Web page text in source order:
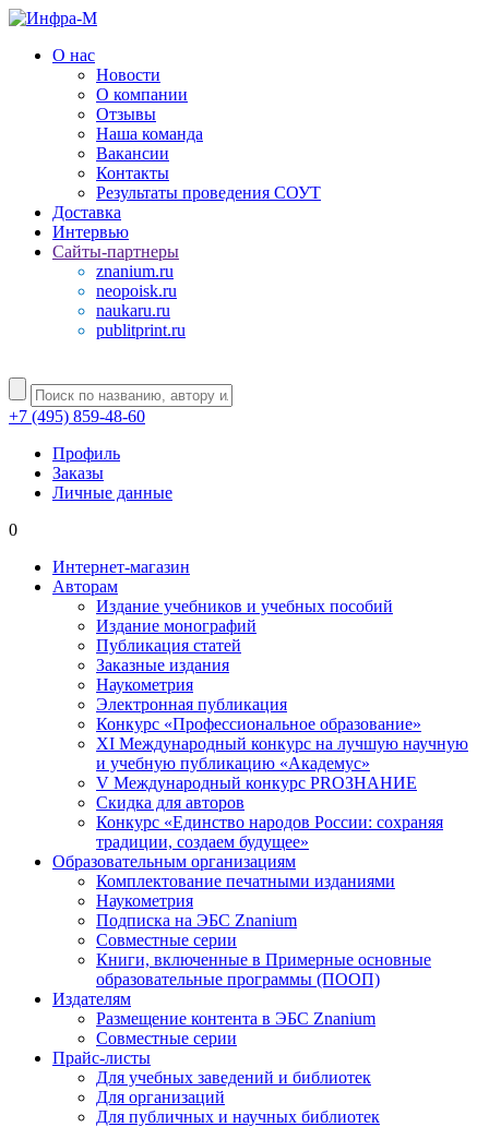
О нас
Новости
О компании
Отзывы
Наша команда
Вакансии
Контакты
Результаты проведения СОУТ
Доставка
Интервью
Сайты-партнеры
znanium.ru
neopoisk.ru
naukaru.ru
publitprint.ru
+7 (495) 859-48-60
Профиль
Заказы
Личные данные
0
Интернет-магазин
Авторам
Издание учебников и учебных пособий
Издание монографий
Публикация статей
Заказные издания
Наукометрия
Электронная публикация
Конкурс «Профессиональное образование»
XI Международный конкурс на лучшую научную
и учебную публикацию «Академус»
V Международный конкурс PROЗНАНИЕ
Скидка для авторов
Конкурс «Единство народов России: сохраняя
традиции, создаем будущее»
Образовательным организациям
Комплектование печатными изданиями
Наукометрия
Подписка на ЭБС Znanium
Совместные серии
Книги, включенные в Примерные основные
образовательные программы (ПООП)
Издателям
Размещение контента в ЭБС Znanium
Совместные серии
Прайс-листы
Для учебных заведений и библиотек
Для организаций
Для публичных и научных библиотек